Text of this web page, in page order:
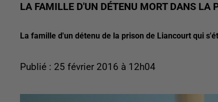
LA FAMILLE D'UN DÉTENU MORT DANS LA
La famille d'un détenu de la prison de Liancourt qui
Publié : 25 février 2016 à 12h04